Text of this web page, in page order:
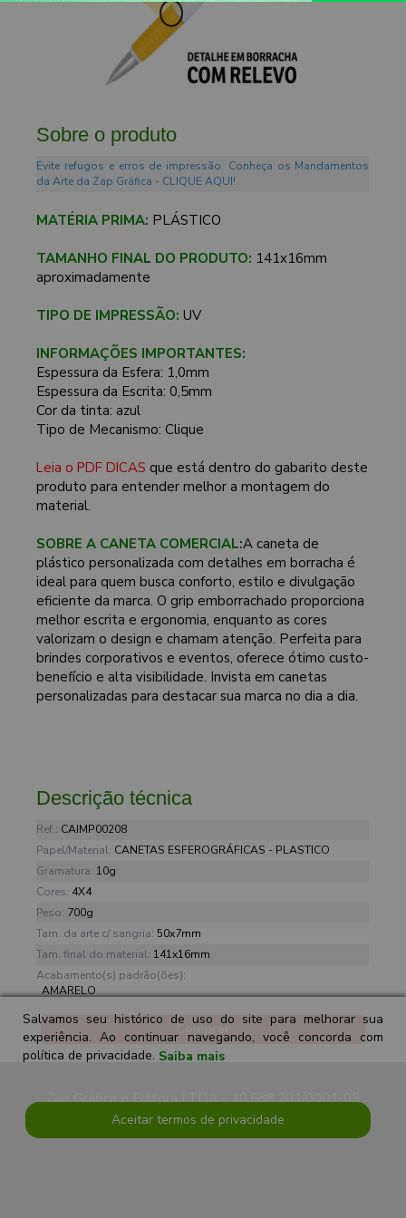
Sobre o produto
Evite refugos e erros de impressão. Conheça os Mandamentos
da Arte da Zap Gráfica - CLIQUE AQUI!
MATÉRIA PRIMA: PLÁSTICO
TAMANHO FINAL DO PRODUTO: 141x16mm
aproximadamente
TIPO DE IMPRESSÃO: UV
INFORMAÇÕES IMPORTANTES:
Espessura da Esfera: 1,0mm
Espessura da Escrita: 0,5mm
Cor da tinta: azul
Tipo de Mecanismo: Clique
Leia o PDF DICAS que está dentro do gabarito deste
produto para entender melhor a montagem do
material.
SOBRE A CANETA COMERCIAL:A caneta de
plástico personalizada com detalhes em borracha é
ideal para quem busca conforto, estilo e divulgação
eficiente da marca. O grip emborrachado proporciona
melhor escrita e ergonomia, enquanto as cores
valorizam o design e chamam atenção. Perfeita para
brindes corporativos e eventos, oferece ótimo custo-
benefício e alta visibilidade. Invista em canetas
personalizadas para destacar sua marca no dia a dia.
Descrição técnica
Ref.: CAIMP00208
Papel/Material: CANETAS ESFEROGRÁFICAS - PLASTICO
Gramatura: 10g
Cores: 4X4
Peso: 700g
Tam. da arte c/ sangria: 50x7mm
Tam. final do material: 141x16mm
Acabamento(s) padrão(ões):
AMARELO
Comprar
Zap Gráfica e Editora LTDA - 10.588.201/0001-05
Salvamos seu histórico de uso do site para melhorar sua
experiência. Ao continuar navegando, você concorda com
política de privacidade. Saiba mais
Aceitar termos de privacidade